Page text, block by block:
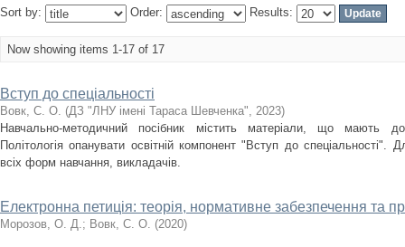
Sort by: Order: Results:
Now showing items 1-17 of 17
Вступ до спеціальності
Вовк, С. О. (ДЗ "ЛНУ імені Тараса Шевченка", 2023)
Навчально-методичний посібник містить матеріали, що мають
Політологія опанувати освітній компонент "Вступ до спеціальності".
всіх форм навчання, викладачів.
Електронна петиція: теорія, нормативне забезпечення та
Морозов, О. Д.; Вовк, С. О. (2020)